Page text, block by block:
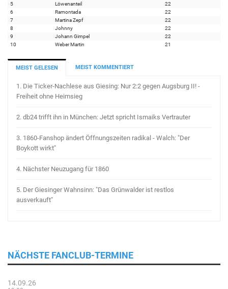
5
Löwenanteil
22
6
Ramontada
22
7
Martina Zepf
22
8
Johnny
22
9
Johann Gimpel
22
10
Weber Martin 21
MEIST GELESEN MEIST KOMMENTIERT
1. Die Ticker-Nachlese aus Giesing: Nur 2:2 gegen Augsburg II! -
Freiheit ohne Heimsieg
2. db24 trifft ihn in München: Jetzt spricht Ismaiks Vertrauter
3. 1860-Fanshop ändert Öffnungszeiten radikal - Walch: "Der
Boykott wirkt"
4. Nächster Neuzugang für 1860
5. Der Giesinger Wahnsinn: "Das Grünwalder ist restlos
ausverkauft"
NÄCHSTE FANCLUB-TERMINE
14.09.26